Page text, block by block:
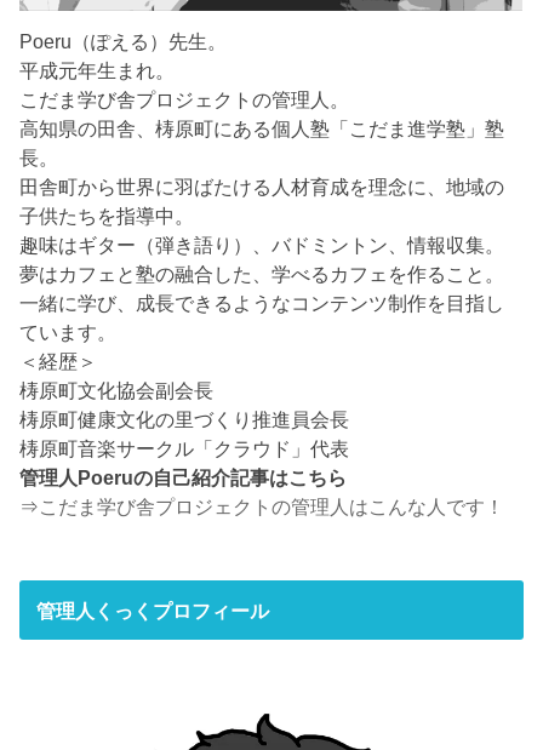
Poeru（ぽえる）先生。
平成元年生まれ。
こだま学び舎プロジェクトの管理人。
高知県の田舎、梼原町にある個人塾「こだま進学塾」塾
長。
田舎町から世界に羽ばたける人材育成を理念に、地域の
子供たちを指導中。
趣味はギター（弾き語り）、バドミントン、情報収集。
夢はカフェと塾の融合した、学べるカフェを作ること。
一緒に学び、成長できるようなコンテンツ制作を目指し
ています。
＜経歴＞
梼原町文化協会副会長
梼原町健康文化の里づくり推進員会長
梼原町音楽サークル「クラウド」代表
管理人Poeruの自己紹介記事はこちら
⇒こだま学び舎プロジェクトの管理人はこんな人です！
管理人くっくプロフィール